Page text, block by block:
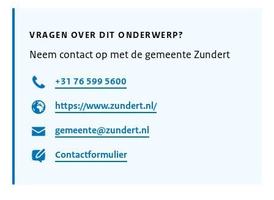
VRAGEN OVER DIT ONDERWERP?
Neem contact op met de gemeente Zundert
+31 76 599 5600
https://www.zundert.nl/
gemeente@zundert.nl
Contactformulier